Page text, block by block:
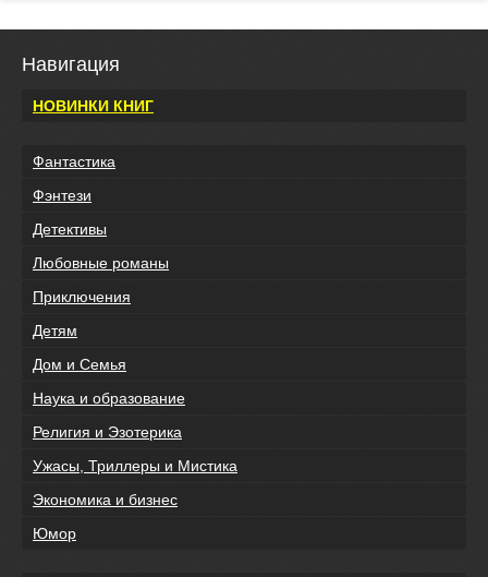
Навигация
НОВИНКИ КНИГ
Фантастика
Фэнтези
Детективы
Любовные романы
Приключения
Детям
Дом и Семья
Наука и образование
Религия и Эзотерика
Ужасы, Триллеры и Мистика
Экономика и бизнес
Юмор